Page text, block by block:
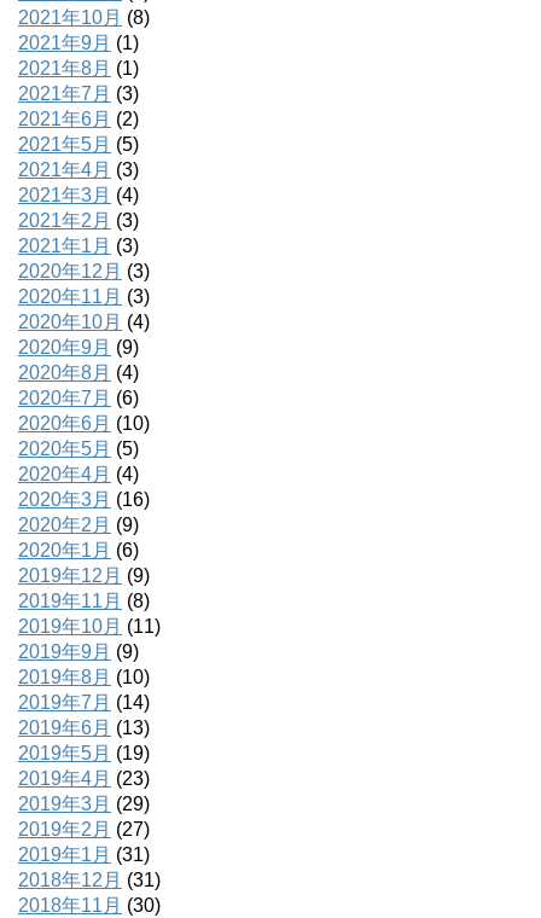
2021年10月 (8)
2021年9月 (1)
2021年8月 (1)
2021年7月 (3)
2021年6月 (2)
2021年5月 (5)
2021年4月 (3)
2021年3月 (4)
2021年2月 (3)
2021年1月 (3)
2020年12月 (3)
2020年11月 (3)
2020年10月 (4)
2020年9月 (9)
2020年8月 (4)
2020年7月 (6)
2020年6月 (10)
2020年5月 (5)
2020年4月 (4)
2020年3月 (16)
2020年2月 (9)
2020年1月 (6)
2019年12月 (9)
2019年11月 (8)
2019年10月 (11)
2019年9月 (9)
2019年8月 (10)
2019年7月 (14)
2019年6月 (13)
2019年5月 (19)
2019年4月 (23)
2019年3月 (29)
2019年2月 (27)
2019年1月 (31)
2018年12月 (31)
2018年11月 (30)